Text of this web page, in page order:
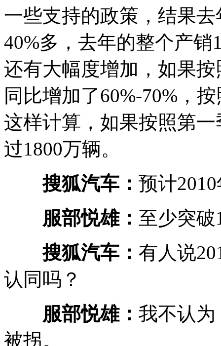
一些支持的政策，结果
40%多，去年的整个产
还有大幅度增加，如果
同比增加了60%-70%，
这样计算，如果按照第
过1800万辆。
搜狐汽车： 预计
服部悦雄： 至少突破
搜狐汽车： 有人说
认同吗？
服部悦雄： 我不认
被拐。